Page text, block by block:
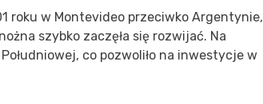
roku w Montevideo przeciwko Argentynie,
szybko zaczęła się rozwijać. Na
co pozwoliło na inwestycje w